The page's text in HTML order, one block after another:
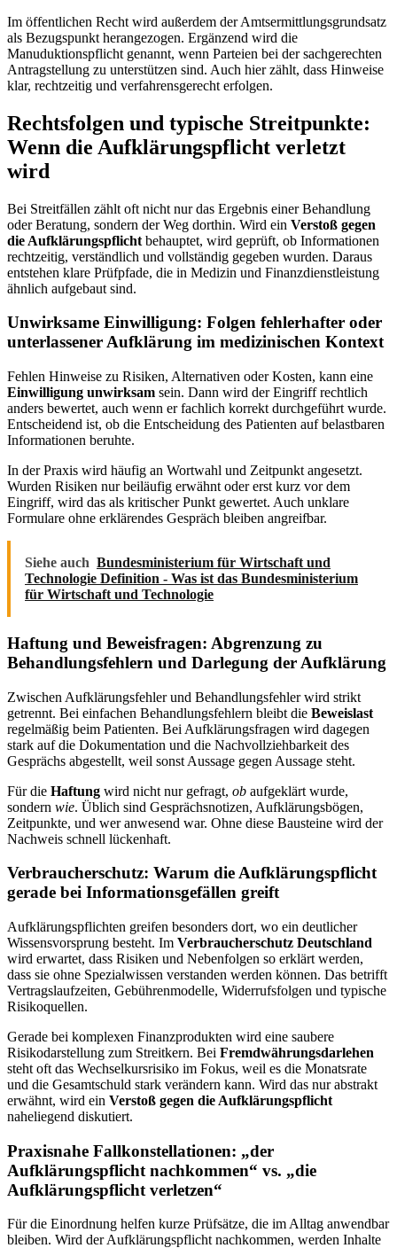
Im öffentlichen Recht wird außerdem der Amtsermittlungsgrundsatz
als Bezugspunkt herangezogen. Ergänzend wird die
Manuduktionspflicht genannt, wenn Parteien bei der sachgerechten
Antragstellung zu unterstützen sind. Auch hier zählt, dass Hinweise
klar, rechtzeitig und verfahrensgerecht erfolgen.
Rechtsfolgen und typische Streitpunkte:
Wenn die Aufklärungspflicht verletzt
wird
Bei Streitfällen zählt oft nicht nur das Ergebnis einer Behandlung
oder Beratung, sondern der Weg dorthin. Wird ein Verstoß gegen
die Aufklärungspflicht behauptet, wird geprüft, ob Informationen
rechtzeitig, verständlich und vollständig gegeben wurden. Daraus
entstehen klare Prüfpfade, die in Medizin und Finanzdienstleistung
ähnlich aufgebaut sind.
Unwirksame Einwilligung: Folgen fehlerhafter oder
unterlassener Aufklärung im medizinischen Kontext
Fehlen Hinweise zu Risiken, Alternativen oder Kosten, kann eine
Einwilligung unwirksam sein. Dann wird der Eingriff rechtlich
anders bewertet, auch wenn er fachlich korrekt durchgeführt wurde.
Entscheidend ist, ob die Entscheidung des Patienten auf belastbaren
Informationen beruhte.
In der Praxis wird häufig an Wortwahl und Zeitpunkt angesetzt.
Wurden Risiken nur beiläufig erwähnt oder erst kurz vor dem
Eingriff, wird das als kritischer Punkt gewertet. Auch unklare
Formulare ohne erklärendes Gespräch bleiben angreifbar.
Siehe auch Bundesministerium für Wirtschaft und
Technologie Definition - Was ist das Bundesministerium
für Wirtschaft und Technologie
Haftung und Beweisfragen: Abgrenzung zu
Behandlungsfehlern und Darlegung der Aufklärung
Zwischen Aufklärungsfehler und Behandlungsfehler wird strikt
getrennt. Bei einfachen Behandlungsfehlern bleibt die Beweislast
regelmäßig beim Patienten. Bei Aufklärungsfragen wird dagegen
stark auf die Dokumentation und die Nachvollziehbarkeit des
Gesprächs abgestellt, weil sonst Aussage gegen Aussage steht.
Für die Haftung wird nicht nur gefragt, ob aufgeklärt wurde,
sondern wie. Üblich sind Gesprächsnotizen, Aufklärungsbögen,
Zeitpunkte, und wer anwesend war. Ohne diese Bausteine wird der
Nachweis schnell lückenhaft.
Verbraucherschutz: Warum die Aufklärungspflicht
gerade bei Informationsgefällen greift
Aufklärungspflichten greifen besonders dort, wo ein deutlicher
Wissensvorsprung besteht. Im Verbraucherschutz Deutschland
wird erwartet, dass Risiken und Nebenfolgen so erklärt werden,
dass sie ohne Spezialwissen verstanden werden können. Das betrifft
Vertragslaufzeiten, Gebührenmodelle, Widerrufsfolgen und typische
Risikoquellen.
Gerade bei komplexen Finanzprodukten wird eine saubere
Risikodarstellung zum Streitkern. Bei Fremdwährungsdarlehen
steht oft das Wechselkursrisiko im Fokus, weil es die Monatsrate
und die Gesamtschuld stark verändern kann. Wird das nur abstrakt
erwähnt, wird ein Verstoß gegen die Aufklärungspflicht
naheliegend diskutiert.
Praxisnahe Fallkonstellationen: „der
Aufklärungspflicht nachkommen“ vs. „die
Aufklärungspflicht verletzen“
Für die Einordnung helfen kurze Prüfsätze, die im Alltag anwendbar
bleiben. Wird der Aufklärungspflicht nachkommen, werden Inhalte